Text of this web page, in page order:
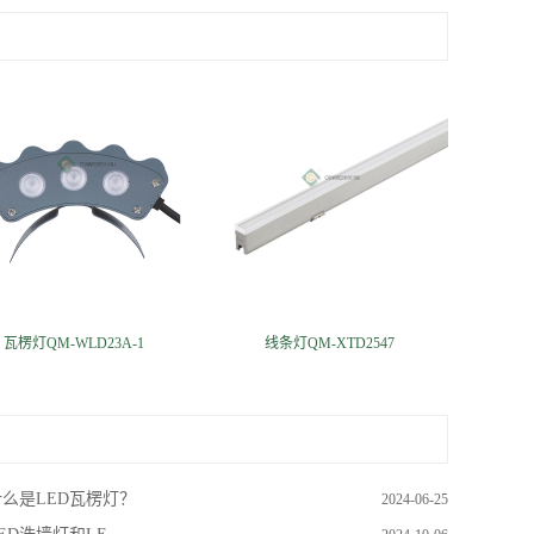
瓦楞灯QM-WLD23A-1 线条灯QM-XTD2547
是LED瓦楞灯？ 2024-06-25